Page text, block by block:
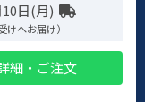
日(月)
けへお届け）
細・ご注文